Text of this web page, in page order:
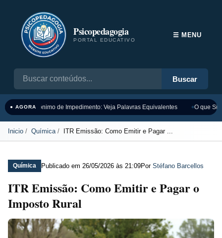
Psicopedagogia
PORTAL EDUCATIVO
Buscar
☰ MENU
● AGORASinônimo de Impedimento: Veja Palavras Equivalentes O que
Inicio Química ITR Emissão: Como Emitir e Pagar ...
Química Publicado em 26/05/2026 às 21:09Por Stéfano Barcellos
ITR Emissão: Como Emitir e Pagar o
Imposto Rural